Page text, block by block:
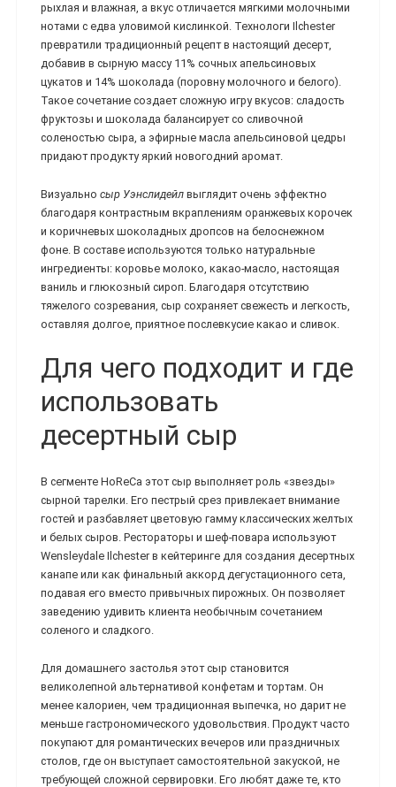
рыхлая и влажная, а вкус отличается мягкими молочными
нотами с едва уловимой кислинкой. Технологи Ilchester
превратили традиционный рецепт в настоящий десерт,
добавив в сырную массу 11% сочных апельсиновых
цукатов и 14% шоколада (поровну молочного и белого).
Такое сочетание создает сложную игру вкусов: сладость
фруктозы и шоколада балансирует со сливочной
соленостью сыра, а эфирные масла апельсиновой цедры
придают продукту яркий новогодний аромат.
Визуально сыр Уэнслидейл выглядит очень эффектно
благодаря контрастным вкраплениям оранжевых корочек
и коричневых шоколадных дропсов на белоснежном
фоне. В составе используются только натуральные
ингредиенты: коровье молоко, какао-масло, настоящая
ваниль и глюкозный сироп. Благодаря отсутствию
тяжелого созревания, сыр сохраняет свежесть и легкость,
оставляя долгое, приятное послевкусие какао и сливок.
Для чего подходит и где
использовать
десертный сыр
В сегменте HoReCa этот сыр выполняет роль «звезды»
сырной тарелки. Его пестрый срез привлекает внимание
гостей и разбавляет цветовую гамму классических желтых
и белых сыров. Рестораторы и шеф-повара используют
Wensleydale Ilchester в кейтеринге для создания десертных
канапе или как финальный аккорд дегустационного сета,
подавая его вместо привычных пирожных. Он позволяет
заведению удивить клиента необычным сочетанием
соленого и сладкого.
Для домашнего застолья этот сыр становится
великолепной альтернативой конфетам и тортам. Он
менее калориен, чем традиционная выпечка, но дарит не
меньше гастрономического удовольствия. Продукт часто
покупают для романтических вечеров или праздничных
столов, где он выступает самостоятельной закуской, не
требующей сложной сервировки. Его любят даже те, кто